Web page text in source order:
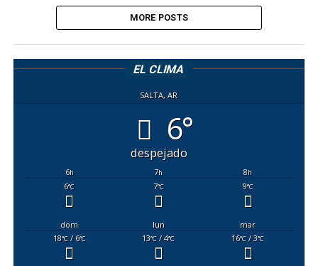
MORE POSTS
EL CLIMA
SALTA, AR
6°
despejado
6h 7h 8h
6°C 7°C 9°C
dom lun
mar
18°C/ 6°C 13°C / 4°C 16°C / 3°C